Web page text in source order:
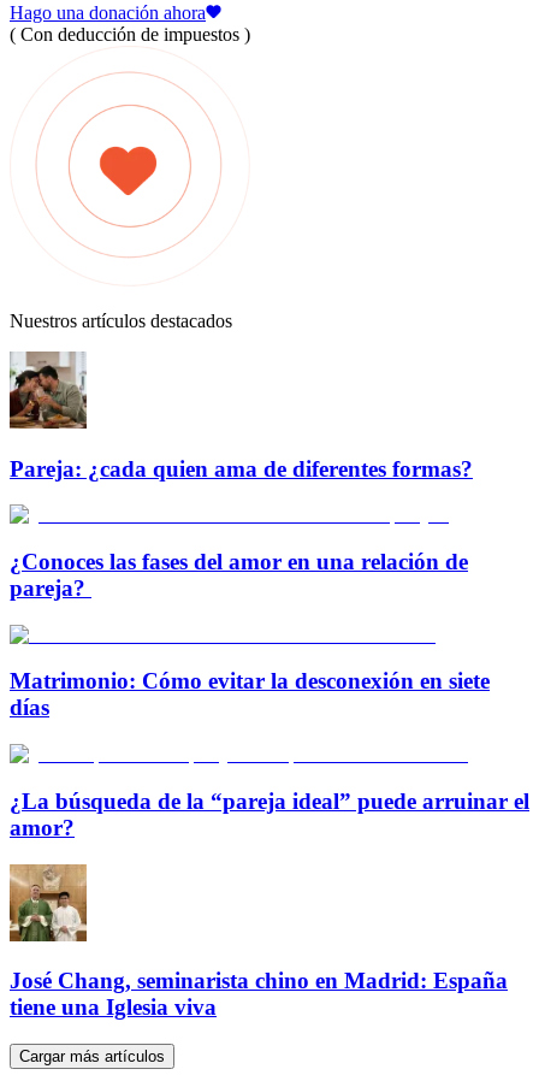
Hago una donación ahora
( Con deducción de impuestos )
Nuestros artículos destacados
Pareja: ¿cada quien ama de diferentes formas?
¿Conoces las fases del amor en una relación de
pareja?
Matrimonio: Cómo evitar la desconexión en siete
días
¿La búsqueda de la “pareja ideal” puede arruinar el
amor?
José Chang, seminarista chino en Madrid: España
tiene una Iglesia viva
Cargar más artículos